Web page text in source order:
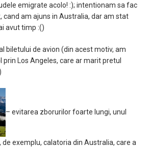
emigrate acolo! :); intentionam sa fac
cand am ajuns in Australia, dar am stat
avut timp :()
biletului de avion (din acest motiv, am
prin Los Angeles, care ar marit pretul
– evitarea zborurilor foarte lungi, unul
exemplu, calatoria din Australia, care a